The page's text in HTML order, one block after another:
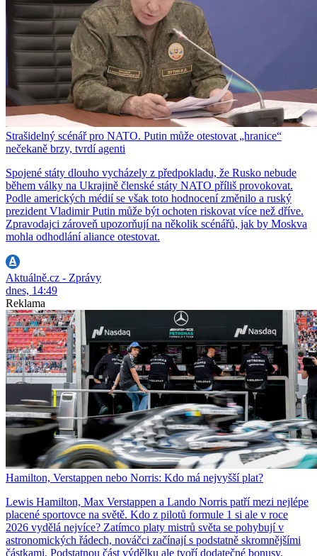
Strašidelný scénář pro NATO. Putin může otestovat „hranice“
nečekaně brzy, tvrdí agenti
Spojené státy dlouho vycházely z předpokladu, že Rusko nebude
během války na Ukrajině členské státy NATO příliš provokovat.
Podle amerických médií se však toto hodnocení změnilo a ruský
prezident Vladimir Putin může být ochoten riskovat více než dříve.
Zpravodajci zároveň upozorňují na několik scénářů, jak by Moskva
mohla odhodlání aliance otestovat.
Aktuálně.cz - Zprávy
dnes, 14:49
Reklama
Hamilton, Verstappen nebo Norris: Kdo má nejvyšší plat?
Lewis Hamilton, Max Verstappen a Lando Norris patří mezi nejlépe
placené sportovce na světě. Kdo z pilotů formule 1 si ale v roce
2026 vydělá nejvíce? Zatímco platy mistrů světa se pohybují v
astronomických řádech, nováčci začínají s podstatně skromnějšími
částkami. Podstatnou část výdělku ale tvoří dodatečné bonusy.